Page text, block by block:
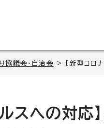
協議会・自治会 > 【新型コロ
スへの対応